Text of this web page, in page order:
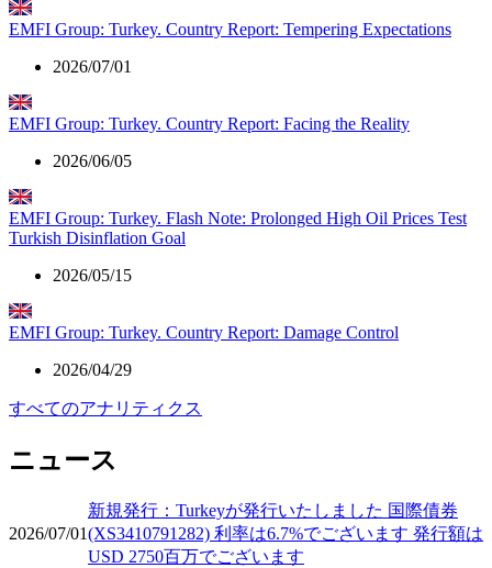
EMFI Group: Turkey. Country Report: Tempering Expectations
2026/07/01
EMFI Group: Turkey. Country Report: Facing the Reality
2026/06/05
EMFI Group: Turkey. Flash Note: Prolonged High Oil Prices Test
Turkish Disinflation Goal
2026/05/15
EMFI Group: Turkey. Country Report: Damage Control
2026/04/29
すべてのアナリティクス
ニュース
2026/07/01
新規発行：Turkeyが発行いたしました 国際債券
(XS3410791282) 利率は6.7%でございます 発行額は
USD 2750百万でございます